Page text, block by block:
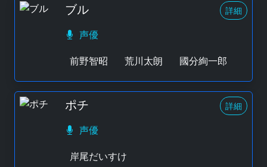
ブル 詳細
声優
前野智昭
荒川太朗 國分絢一郎
ポチ 詳細
声優
岸尾だいすけ